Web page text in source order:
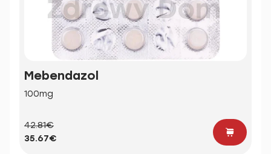
Mebendazol
100mg
42.81€
35.67€